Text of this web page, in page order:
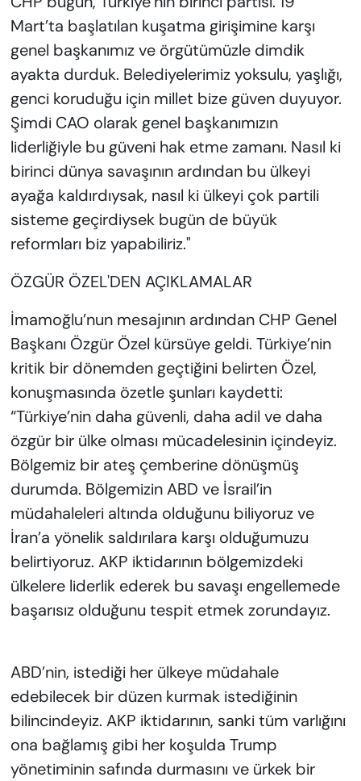
Mart’ta başlatılan kuşatma girişimine karşı
genel başkanımız ve örgütümüzle dimdik
ayakta durduk. Belediyelerimiz yoksulu, yaşlığı,
genci koruduğu için millet bize güven duyuyor.
Şimdi CAO olarak genel başkanımızın
liderliğiyle bu güveni hak etme zamanı. Nasıl ki
birinci dünya savaşının ardından bu ülkeyi
ayağa kaldırdıysak, nasıl ki ülkeyi çok partili
sisteme geçirdiysek bugün de büyük
reformları biz yapabiliriz."
ÖZGÜR ÖZEL'DEN AÇIKLAMALAR
İmamoğlu’nun mesajının ardından CHP Genel
Başkanı Özgür Özel kürsüye geldi. Türkiye’nin
kritik bir dönemden geçtiğini belirten Özel,
konuşmasında özetle şunları kaydetti:
“Türkiye’nin daha güvenli, daha adil ve daha
özgür bir ülke olması mücadelesinin içindeyiz.
Bölgemiz bir ateş çemberine dönüşmüş
durumda. Bölgemizin ABD ve İsrail’in
müdahaleleri altında olduğunu biliyoruz ve
İran’a yönelik saldırılara karşı olduğumuzu
belirtiyoruz. AKP iktidarının bölgemizdeki
ülkelere liderlik ederek bu savaşı engellemede
başarısız olduğunu tespit etmek zorundayız.
ABD’nin, istediği her ülkeye müdahale
edebilecek bir düzen kurmak istediğinin
bilincindeyiz. AKP iktidarının, sanki tüm varlığını
ona bağlamış gibi her koşulda Trump
yönetiminin safında durmasını ve ürkek bir